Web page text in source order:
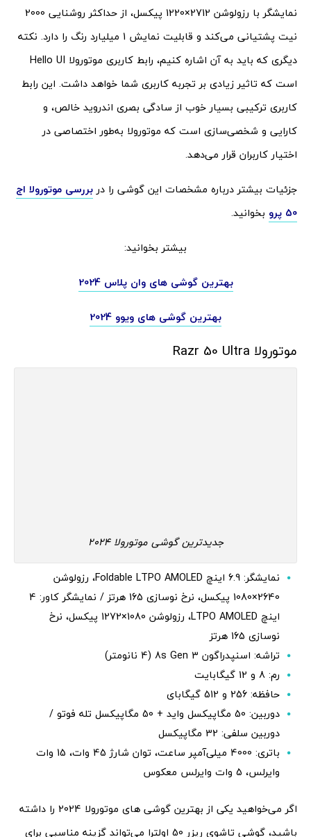
نمایشگر با رزولوشن 2712×1220 پیکسل، از حداکثر روشنایی 2000
نیت پشتیانی می‌کند و قابلیت نمایش 1 میلیارد رنگ را دارد. نکته
دیگری که باید به آن اشاره کنیم، رابط کاربری موتورولا Hello UI
است که تاثیر زیادی بر تجربه کاربری شما خواهد داشت. این رابط
کاربری ترکیبی بسیار خوب از سادگی بصری اندروید خالص، و
کارایی و شخصی‌سازی است که موتورولا به‌طور اختصاصی در
اختیار کاربران قرار می‌دهد.
جزئیات بیشتر درباره مشخصات این گوشی را در بررسی موتورولا اج
50 پرو
بخوانید.
بیشتر بخوانید:
بهترین گوشی های وان پلاس 2024
بهترین گوشی های ویوو 2024
موتورولا Razr 50 Ultra
جدیدترین گوشی موتورولا 2024
نمایشگر: 6.9 اینچ Foldable LTPO AMOLED، رزولوشن
2640×1080 پیکسل، نرخ نوسازی 165 هرتز / نمایشگر کاور: 4
اینچ LTPO AMOLED، رزولوشن 1080×1272 پیکسل، نرخ
نوسازی 165 هرتز
تراشه: اسنپدراگون 8s Gen 3 (4 نانومتر)
رم: 8 و 12 گیگابایت
حافظه: 256 و 512 گیگابای
دوربین: 50 مگاپیکسل واید + 50 مگاپیکسل تله فوتو /
دوربین سلفی: 32 مگاپیکسل
باتری: 4000 میلی‌آمپر ساعت، توان شارژ 45 وات، 15 وات
وایرلس، 5 وات وایرلس معکوس
اگر می‌خواهید یکی از بهترین گوشی های موتورولا 2024 را داشته
باشید، گوشی تاشوی ریزر 50 اولترا می‌تواند گزینه مناسبی برای